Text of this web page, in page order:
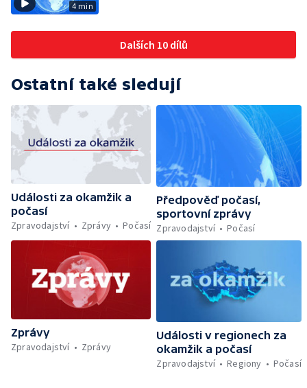
4 min
Dalších 10 dílů
Ostatní také sledují
Události za okamžik a
počasí
Zpravodajství
Zprávy Počasí
Předpověď počasí,
sportovní zprávy
Zpravodajství
Počasí
Zprávy
Zpravodajství
Zprávy
Události v regionech za
okamžik a počasí
Zpravodajství
Regiony Počasí